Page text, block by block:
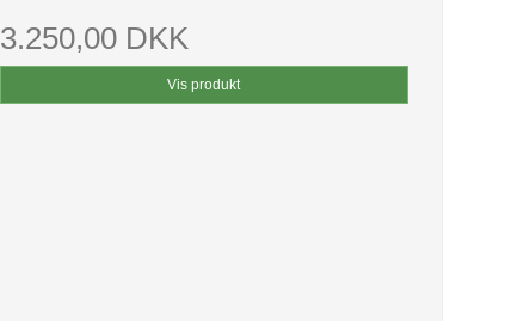
3.250,00 DKK
Vis produkt